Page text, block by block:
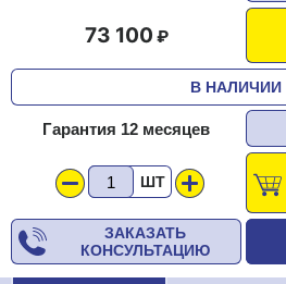
73 100
В НАЛИЧИИ
Гарантия 12 месяцев
ШТ
ЗАКАЗАТЬ
КОНСУЛЬТАЦИЮ